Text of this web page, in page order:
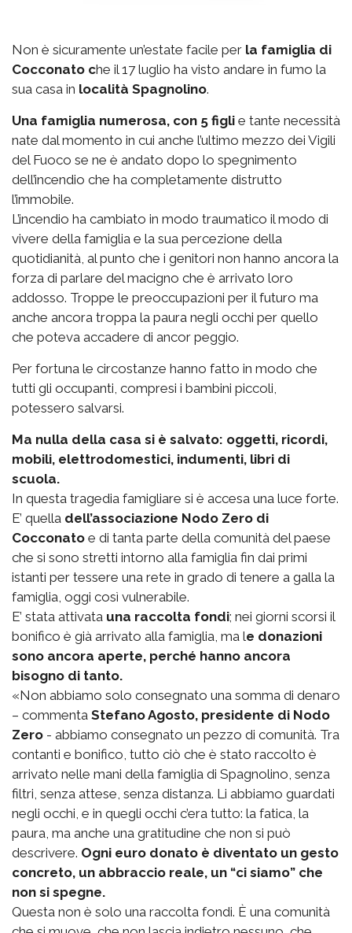
Non è sicuramente un’estate facile per la famiglia di
Cocconato che il 17 luglio ha visto andare in fumo la
sua casa in località Spagnolino.
Una famiglia numerosa, con 5 figli e tante necessità
nate dal momento in cui anche l’ultimo mezzo dei Vigili
del Fuoco se ne è andato dopo lo spegnimento
dell’incendio che ha completamente distrutto
l’immobile.
L’incendio ha cambiato in modo traumatico il modo di
vivere della famiglia e la sua percezione della
quotidianità, al punto che i genitori non hanno ancora la
forza di parlare del macigno che è arrivato loro
addosso. Troppe le preoccupazioni per il futuro ma
anche ancora troppa la paura negli occhi per quello
che poteva accadere di ancor peggio.
Per fortuna le circostanze hanno fatto in modo che
tutti gli occupanti, compresi i bambini piccoli,
potessero salvarsi.
Ma nulla della casa si è salvato: oggetti, ricordi,
mobili, elettrodomestici, indumenti, libri di
scuola.
In questa tragedia famigliare si è accesa una luce forte.
E’ quella dell’associazione Nodo Zero di
Cocconato e di tanta parte della comunità del paese
che si sono stretti intorno alla famiglia fin dai primi
istanti per tessere una rete in grado di tenere a galla la
famiglia, oggi così vulnerabile.
E’ stata attivata una raccolta fondi; nei giorni scorsi il
bonifico è già arrivato alla famiglia, ma le donazioni
sono ancora aperte, perché hanno ancora
bisogno di tanto.
«Non abbiamo solo consegnato una somma di denaro
– commenta Stefano Agosto, presidente di Nodo
Zero - abbiamo consegnato un pezzo di comunità. Tra
contanti e bonifico, tutto ciò che è stato raccolto è
arrivato nelle mani della famiglia di Spagnolino, senza
filtri, senza attese, senza distanza. Li abbiamo guardati
negli occhi, e in quegli occhi c’era tutto: la fatica, la
paura, ma anche una gratitudine che non si può
descrivere. Ogni euro donato è diventato un gesto
concreto, un abbraccio reale, un “ci siamo” che
non si spegne.
Questa non è solo una raccolta fondi. È una comunità